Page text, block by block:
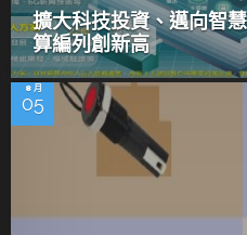
擴大科技投資、邁向智
算編列創新高
8 月
05